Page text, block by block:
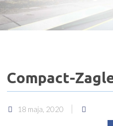
Compact-
18 maja, 2020